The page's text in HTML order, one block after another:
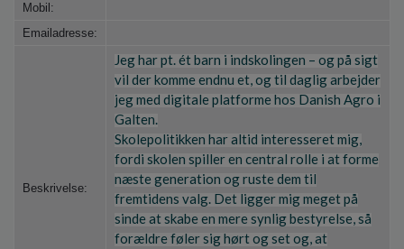
Mobil:
Emailadresse:
Beskrivelse:
Jeg har pt. ét barn i indskolingen – og på sigt
vil der komme endnu et, og til daglig arbejder
jeg med digitale platforme hos Danish Agro i
Galten.
Skolepolitikken har altid interesseret mig,
fordi skolen spiller en central rolle i at forme
næste generation og ruste dem til
fremtidens valg. Det ligger mig meget på
sinde at skabe en mere synlig bestyrelse, så
forældre føler sig hørt og set og, at